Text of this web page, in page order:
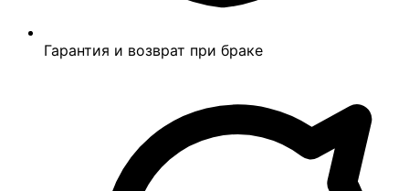
Гарантия и возврат при браке